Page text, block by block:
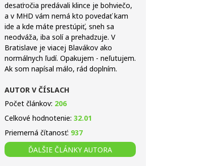
desaťročia predávali klince je bohviečo,
a v MHD vám nemá kto povedať kam
ide a kde máte prestúpiť, sneh sa
neodváža, iba solí a prehadzuje. V
Bratislave je viacej Blavákov ako
normálnych ľudí. Opakujem - neľutujem.
Ak som napísal málo, rád doplním.
AUTOR V ČÍSLACH
Počet článkov: 206
Celkové hodnotenie: 32.01
Priemerná čítanosť: 937
ĎALŠIE ČLÁNKY AUTORA